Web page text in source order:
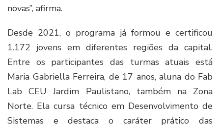
novas”, afirma.
Desde 2021, o programa já formou e certificou
1.172 jovens em diferentes regiões da capital.
Entre os participantes das turmas atuais está
Maria Gabriella Ferreira, de 17 anos, aluna do Fab
Lab CEU Jardim Paulistano, também na Zona
Norte. Ela cursa técnico em Desenvolvimento de
Sistemas e destaca o caráter prático das